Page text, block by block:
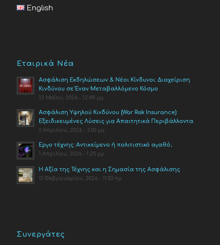
English
Εταιρικά Νέα
Ασφάλιση Εκδηλώσεων & Νέοι Κίνδυνοι: Διαχείριση
Κινδύνου σε Έναν Μεταβαλλόμενο Κόσμο
12 Μαΐου, 2026 - 12:49 μμ
Ασφάλιση Υψηλού Κινδύνου (War Risk Insurance):
Εξειδικευμένες Λύσεις για Απαιτητικά Περιβάλλοντα
3 Απριλίου, 2026 - 2:03 μμ
Έργο τέχνης: Αντικείμενο ή πολιτιστικό αγαθό;
1 Απριλίου, 2026 - 1:25 μμ
Η Αξία της Τέχνης και η Σημασία της Ασφάλισης
13 Φεβρουαρίου, 2026 - 11:53 πμ
Συνεργάτες